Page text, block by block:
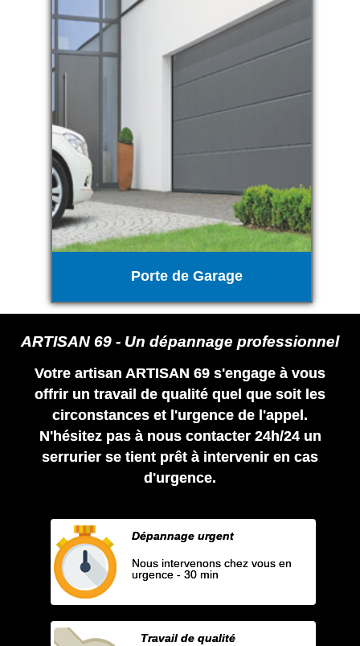
Porte de Garage
ARTISAN 69 - Un dépannage professionnel
Votre artisan ARTISAN 69 s'engage à vous
offrir un travail de qualité quel que soit les
circonstances et l'urgence de l'appel.
N'hésitez pas à nous contacter 24h/24 un
serrurier se tient prêt à intervenir en cas
d'urgence.
Dépannage urgent
Nous intervenons chez vous en
urgence - 30 min
Travail de qualité